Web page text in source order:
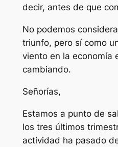
decir, antes de que
No podemos
triunfo, pero sí como
viento en la economía
cambiando.
Señorías,
Estamos a punto de
los tres últimos
actividad ha pasado